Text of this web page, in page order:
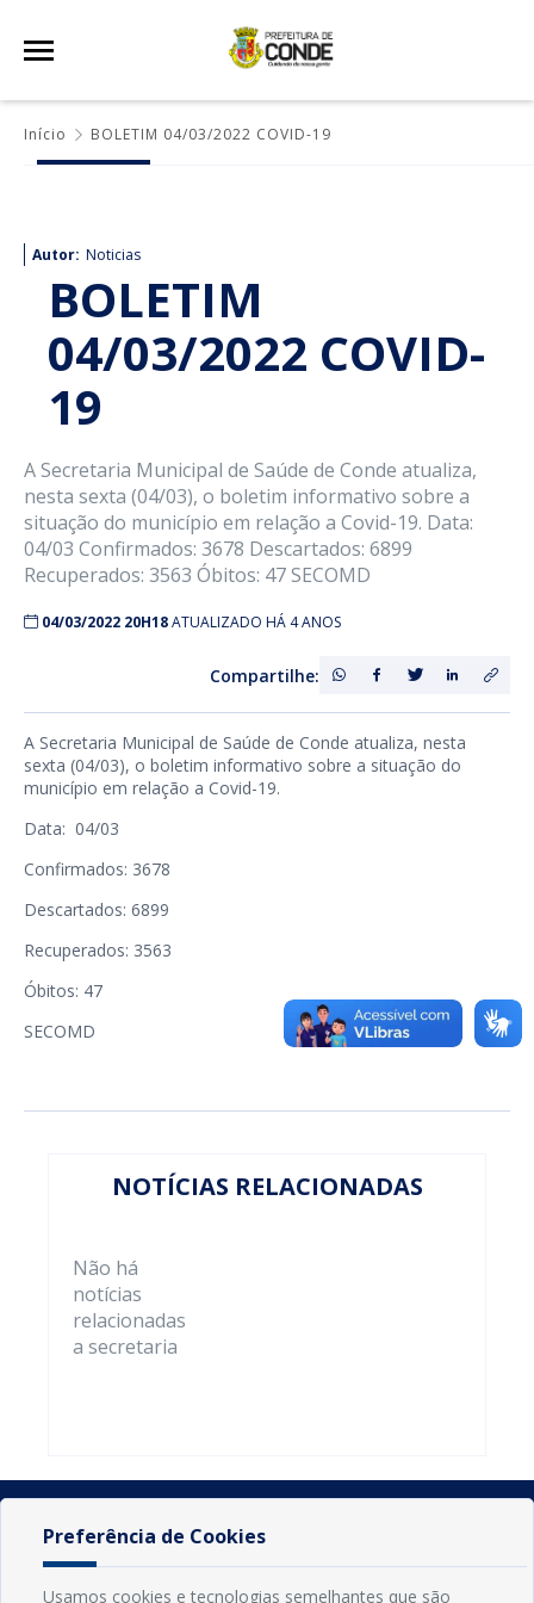
Início BOLETIM 04/03/2022 COVID-19
Autor: Noticias
BOLETIM
04/03/2022 COVID-
19
A Secretaria Municipal de Saúde de Conde atualiza,
nesta sexta (04/03), o boletim informativo sobre a
situação do município em relação a Covid-19. Data:
04/03 Confirmados: 3678 Descartados: 6899
Recuperados: 3563 Óbitos: 47 SECOMD
04/03/2022 20H18ATUALIZADO HÁ 4 ANOS
Compartilhe:
A Secretaria Municipal de Saúde de Conde atualiza, nesta
sexta (04/03), o boletim informativo sobre a situação do
município em relação a Covid-19.
Data: 04/03
Confirmados: 3678
Descartados: 6899
Recuperados: 3563
Óbitos: 47
SECOMD
NOTÍCIAS RELACIONADAS
Não há
notícias
relacionadas
a secretaria
Preferência de Cookies
Usamos cookies e tecnologias semelhantes que são